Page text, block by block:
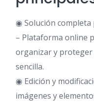
◉ Solución completa
– Plataforma online
organizar y proteger
sencilla.
◉ Edición y
imágenes y